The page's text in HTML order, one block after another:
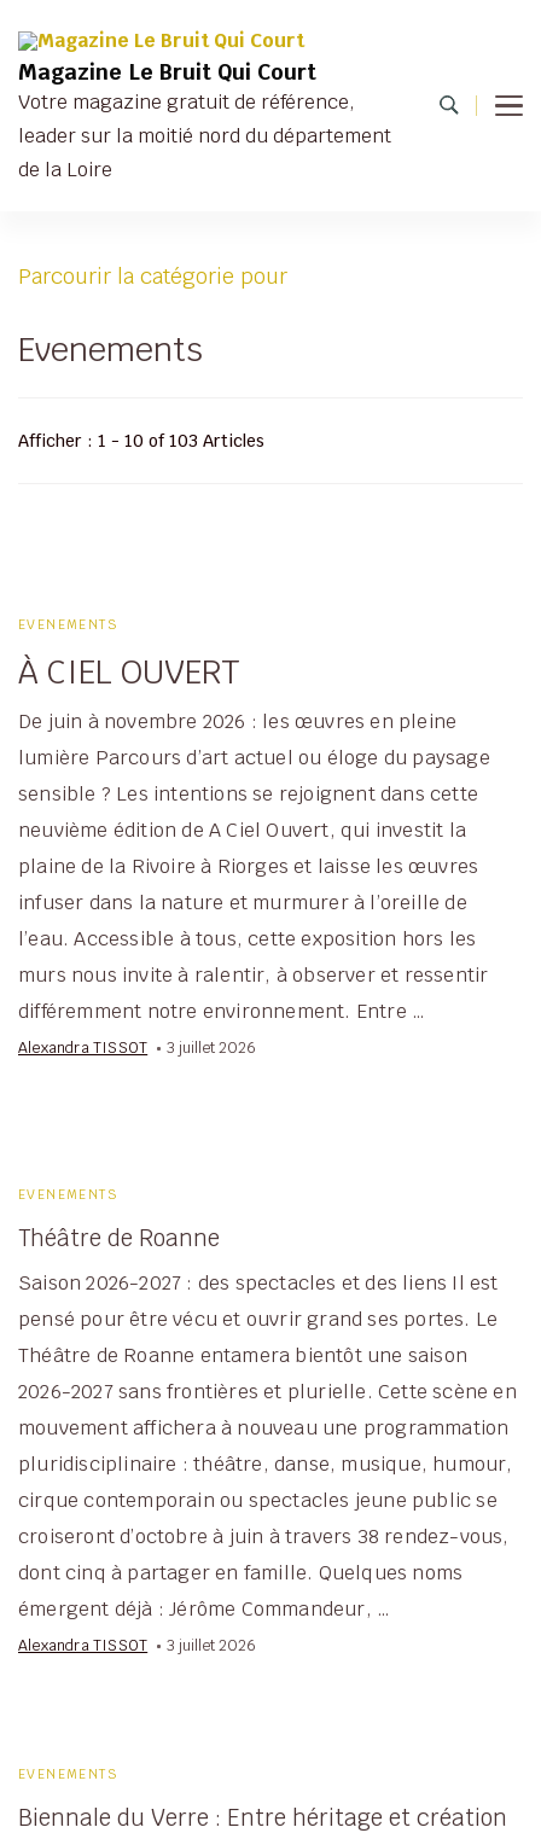
Magazine Le Bruit Qui Court
Votre magazine gratuit de référence,
leader sur la moitié nord du département
de la Loire
Parcourir la catégorie pour
Evenements
Afficher : 1 - 10 of 103 Articles
EVENEMENTS
À CIEL OUVERT
De juin à novembre 2026 : les œuvres en pleine
lumière Parcours d’art actuel ou éloge du paysage
sensible ? Les intentions se rejoignent dans cette
neuvième édition de A Ciel Ouvert, qui investit la
plaine de la Rivoire à Riorges et laisse les œuvres
infuser dans la nature et murmurer à l’oreille de
l’eau. Accessible à tous, cette exposition hors les
murs nous invite à ralentir, à observer et ressentir
différemment notre environnement. Entre …
Alexandra TISSOT 3 juillet 2026
EVENEMENTS
Théâtre de Roanne
Saison 2026-2027 : des spectacles et des liens Il est
pensé pour être vécu et ouvrir grand ses portes. Le
Théâtre de Roanne entamera bientôt une saison
2026-2027 sans frontières et plurielle. Cette scène en
mouvement affichera à nouveau une programmation
pluridisciplinaire : théâtre, danse, musique, humour,
cirque contemporain ou spectacles jeune public se
croiseront d’octobre à juin à travers 38 rendez-vous,
dont cinq à partager en famille. Quelques noms
émergent déjà : Jérôme Commandeur, …
Alexandra TISSOT 3 juillet 2026
EVENEMENTS
Biennale du Verre : Entre héritage et création